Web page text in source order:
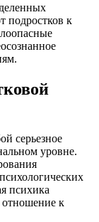
подростков к
серьезное
уровне.
психика
отношение к